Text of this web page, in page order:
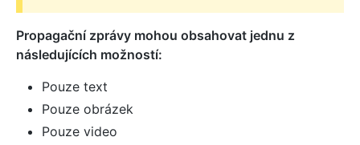
Propagační zprávy mohou obsahovat jednu z
následujících možností:
Pouze text
Pouze obrázek
Pouze video